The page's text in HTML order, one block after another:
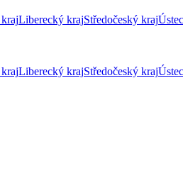
Liberecký krajStředočeský kraj
Liberecký krajStředočeský kraj